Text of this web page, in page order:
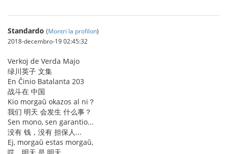
Standardo (Montri la profilon)
2018-decembro-19 02:45:32
Verkoj de Verda Majo
绿川英子 文集
En Ĉinio Batalanta 203
战斗在 中国
Kio morgaŭ okazos al ni？
我们 明天 会发生 什么事？
Sen mono, sen garantio...
没有 钱，没有 担保人...
Ej, morgaŭ estas morgaŭ,